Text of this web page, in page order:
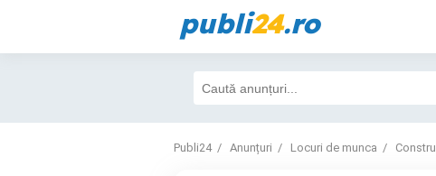
publi24.ro
Publi24 Anunțuri Locuri de munca